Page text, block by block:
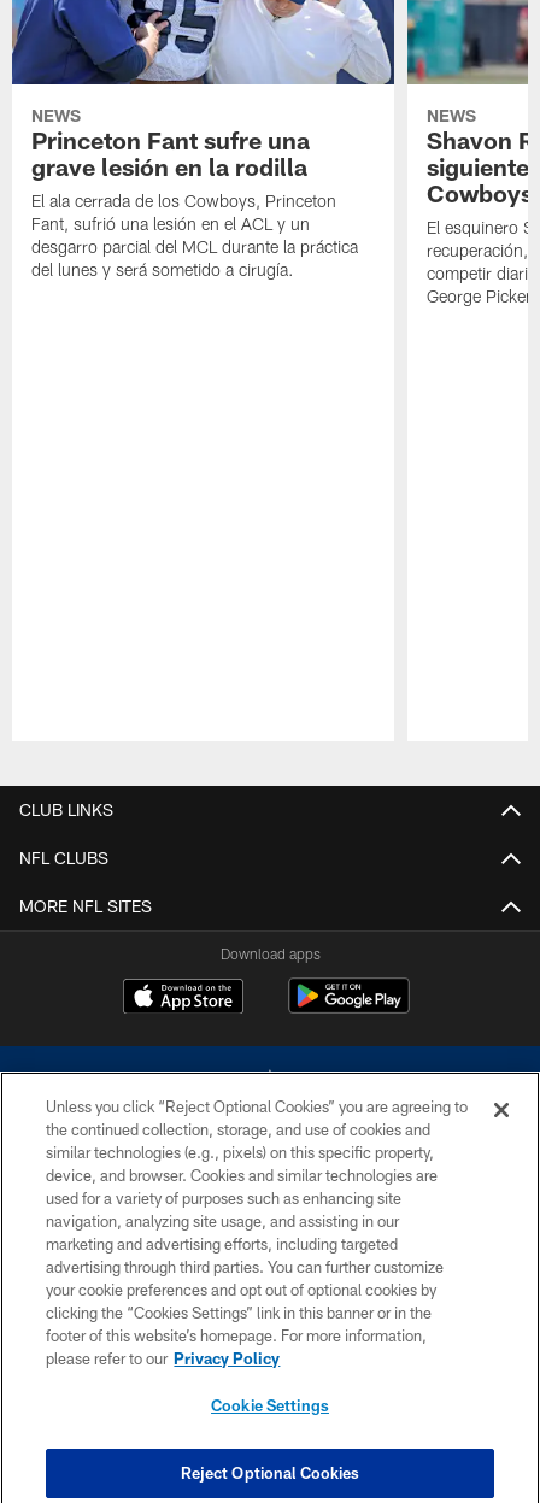
NEWS
Princeton Fant sufre una
grave lesión en la rodilla
El ala cerrada de los Cowboys, Princeton
Fant, sufrió una lesión en el ACL y un
desgarro parcial del MCL durante la práctica
del lunes y será sometido a cirugía.
NEWS
Shavon
siguiente
Cowboys
El esquinero
recuperación,
competir
George
CLUB LINKS
NFL CLUBS
MORE NFL SITES
Download apps
©2026 Dallas Cowboys. All rights reserved. Do not duplicate in any form
without permission of the Dallas Cowboys. The Dallas Cowboys
Cheerleaders will not initiate contact with any person to request personal or
financial information.
PRIVACY POLICY
ACCESSIBILITY
SITE MAP
COOKIE SETTINGS
Unless you click “Reject Optional Cookies” you are agreeing to
the continued collection, storage, and use of cookies and
similar technologies (e.g., pixels) on this specific property,
device, and browser. Cookies and similar technologies are
used for a variety of purposes such as enhancing site
navigation, analyzing site usage, and assisting in our
marketing and advertising efforts, including targeted
advertising through third parties. You can further customize
your cookie preferences and opt out of optional cookies by
clicking the “Cookies Settings” link in this banner or in the
footer of this website’s homepage. For more information,
please refer to our Privacy Policy
Cookie Settings
Reject Optional Cookies